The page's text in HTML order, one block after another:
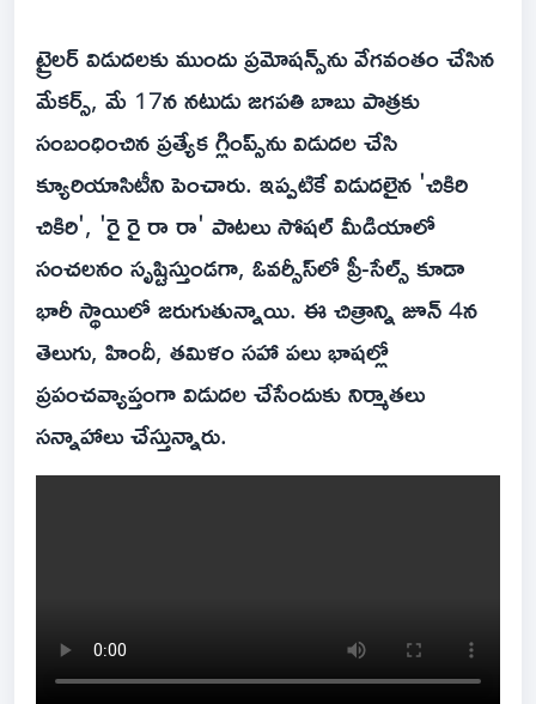
ట్రైలర్ విడుదలకు ముందు ప్రమోషన్స్‌ను వేగవంతం చేసిన
మేకర్స్, మే 17న నటుడు జగపతి బాబు పాత్రకు
సంబంధించిన ప్రత్యేక గ్లింప్స్‌ను విడుదల చేసి
క్యూరియాసిటీని పెంచారు. ఇప్పటికే విడుదలైన 'చికిరి
చికిరి', 'రై రై రా రా' పాటలు సోషల్ మీడియాలో
సంచలనం సృష్టిస్తుండగా, ఓవర్సీస్‌లో ప్రీ-సేల్స్ కూడా
భారీ స్థాయిలో జరుగుతున్నాయి. ఈ చిత్రాన్ని జూన్ 4న
తెలుగు, హిందీ, తమిళం సహా పలు భాషల్లో
ప్రపంచవ్యాప్తంగా విడుదల చేసేందుకు నిర్మాతలు
సన్నాహాలు చేస్తున్నారు.